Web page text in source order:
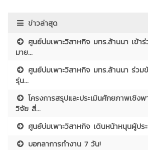
ข่าวล่าสุด
ศูนย์บ่มเพาะวิสาหกิจ มทร.ล้านนา เข้า
มาย...
ศูนย์บ่มเพาะวิสาหกิจ มทร.ล้านนา ร่ว
รุ่น...
โครงการสรุปและประเมินศักยภาพเชิ
วิจัย สิ่...
ศูนย์บ่มเพาะวิสาหกิจ เดินหน้าหนุนผู้ปร
บอกลาการทำงาน 7 วัน!